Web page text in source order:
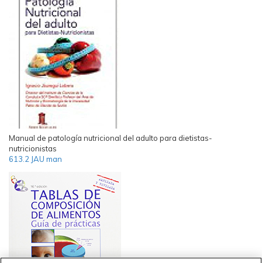
Manual de patología nutricional del adulto para dietistas-
nutricionistas
613.2 JAU man